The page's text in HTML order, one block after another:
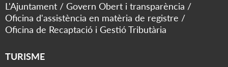
L'Ajuntament
Govern Obert i transparència
Oficina d'assistència en matèria de registre
Oficina de Recaptació i Gestió Tributària
TURISME